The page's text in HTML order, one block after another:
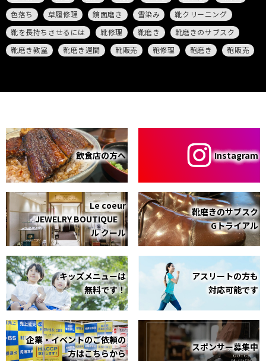
色落ち
草履修理 鏡面磨き 雪染み
靴クリーニング
靴を長持ちさせるには
靴修理 靴磨き
靴磨きのサブスク
靴磨き教室
靴磨き週間 靴販売 鞄修理 鞄磨き 鞄販売
飲食店の方へ Instagram
Le coeur
JEWELRY BOUTIQUE
ル クール
靴磨きのサブスク
Gトライアル
キッズメニューは
無料です！
アスリートの方も
対応可能です
企業・イベントのご依頼の
方はこちらから
スポンサー募集中